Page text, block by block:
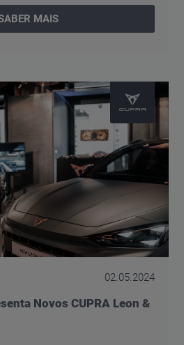
MAIS
02.05.2024
Novos CUPRA Leon &